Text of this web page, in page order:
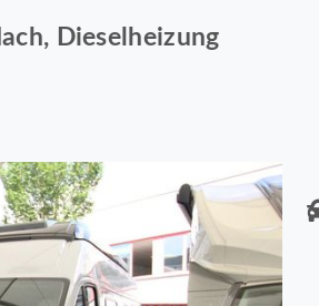
Dieselheizung